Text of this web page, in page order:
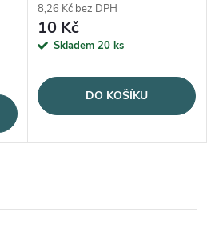
8,26 Kč bez DPH
10 Kč
Skladem 20 ks
DO KOŠÍKU